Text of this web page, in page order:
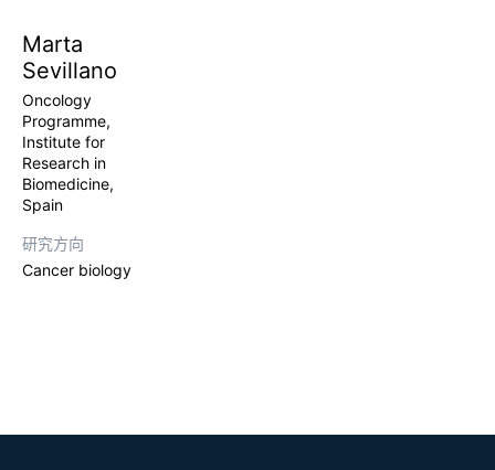
Marta
Sevillano
Oncology
Programme,
Institute for
Research in
Biomedicine,
Spain
研究方向
Cancer biology